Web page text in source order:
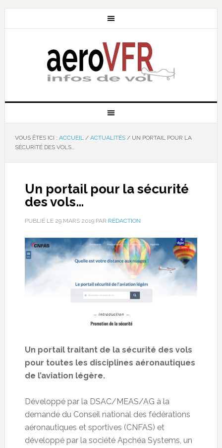
VOUS ÊTES ICI : ACCUEIL / ACTUALITÉS /UN PORTAIL POUR LA
SÉCURITÉ DES VOLS…
Un portail pour la sécurité
des vols…
PUBLIÉ LE 29 MARS 2019PAR RÉDACTION
Un portail traitant de la sécurité des vols
pour toutes les disciplines aéronautiques
de l’aviation légère.
Développé par la DSAC/MEAS/AG à la
demande du Conseil national des fédérations
aéronautiques et sportives (CNFAS) et
développé par la société Apchéa Systems, un